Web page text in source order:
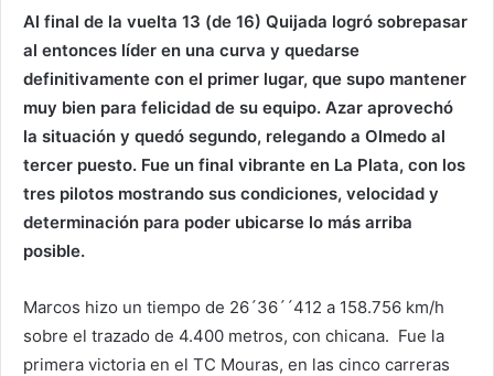
Al final de la vuelta 13 (de 16) Quijada logró sobrepasar
al entonces líder en una curva y quedarse
definitivamente con el primer lugar, que supo mantener
muy bien para felicidad de su equipo. Azar aprovechó
la situación y quedó segundo, relegando a Olmedo al
tercer puesto. Fue un final vibrante en La Plata, con los
tres pilotos mostrando sus condiciones, velocidad y
determinación para poder ubicarse lo más arriba
posible.
Marcos hizo un tiempo de 26´36´´412 a 158.756 km/h
sobre el trazado de 4.400 metros, con chicana. Fue la
primera victoria en el TC Mouras, en las cinco carreras